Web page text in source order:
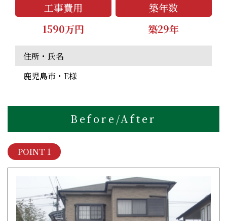
工事費用
1590万円
築年数
築29年
住所・氏名
鹿児島市・E様
Before/After
POINT 1